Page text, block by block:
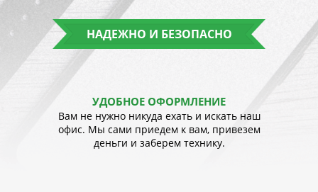
НАДЕЖНО И БЕЗОПАСНО
УДОБНОЕ ОФОРМЛЕНИЕ
Вам не нужно никуда ехать и искать наш
офис. Мы сами приедем к вам, привезем
деньги и заберем технику.